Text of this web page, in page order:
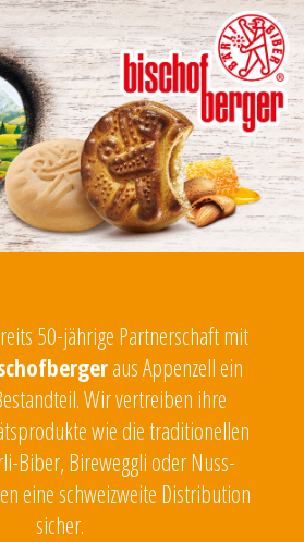
50-jährige Partnerschaft mit
aus Appenzell ein
Wir vertreiben ihre
wie die traditionellen
Biber, Bireweggli oder Nuss-
eine schweizweite Distribution
sicher.